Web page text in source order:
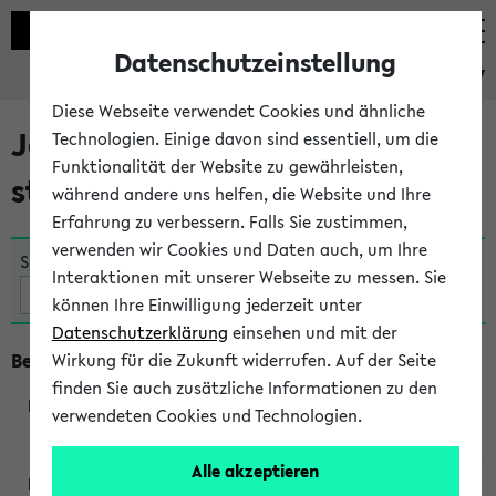
eKVV
Jetzt und in Kürze
stattfindende Veranstaltungen
Suche:
Beginn um 16 Uhr
Datenschutzeinstellung
Diese Webseite verwendet Cookies und ähnliche
Technologien. Einige davon sind essentiell, um die
Funktionalität der Website zu gewährleisten,
während andere uns helfen, die Website und Ihre
Erfahrung zu verbessern. Falls Sie zustimmen,
verwenden wir Cookies und Daten auch, um Ihre
Interaktionen mit unserer Webseite zu messen. Sie
können Ihre Einwilligung jederzeit unter
Datenschutzerklärung einsehen und mit der
Wirkung für die Zukunft widerrufen. Auf der Seite
finden Sie auch zusätzliche Informationen zu den
verwendeten Cookies und Technologien.
Alle akzeptieren